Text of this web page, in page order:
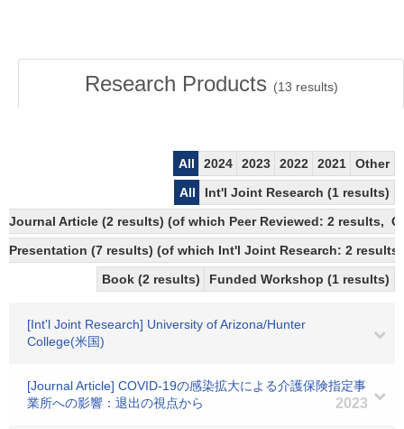
Research Products (13 results)
All 2024 2023 2022 2021
Other
All
Int'l Joint Research (1 results)
Journal Article (2 results) (of which Peer Reviewed: 2 results,
Presentation (7 results) (of which Int'l Joint Research: 2
Book (2 results)
Funded Workshop (1 results)
[Int'l Joint Research] University of Arizona/Hunter
College(米国)
[Journal Article] COVID-19の感染拡大による介護保険指定事
業所への影響：退出の視点から
2023